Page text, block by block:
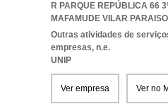
R PARQUE REPÚBLICA 66
MAFAMUDE VILAR
Outras atividades de
empresas, n.e.
UNIP
Ver empresa Ver no